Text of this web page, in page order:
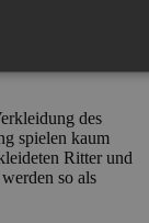
der Rolle eines
träumt sie sich.
Bühne und
des
spielen kaum
Ritter und
so als